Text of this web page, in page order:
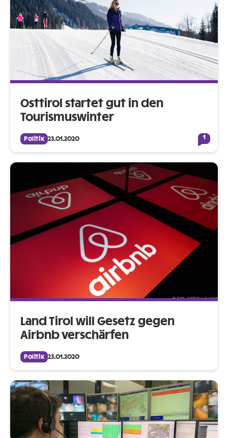
Osttirol startet gut in den
Tourismuswinter
Politik 23.01.2020 1
Land Tirol will Gesetz gegen
Airbnb verschärfen
Politik 23.01.2020